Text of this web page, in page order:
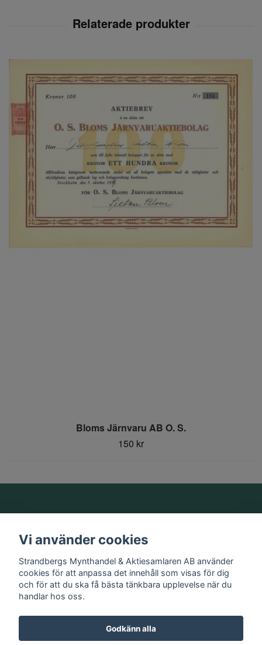
Bloms Järnvaru AB O. S.
150 kr
Information
Sociala medier
Vi använder cookies
Strandbergs Mynthandel & Aktiesamlaren AB använder
cookies för att anpassa det innehåll som visas för dig
och för att du ska få bästa tänkbara upplevelse när du
handlar hos oss.
Godkänn alla